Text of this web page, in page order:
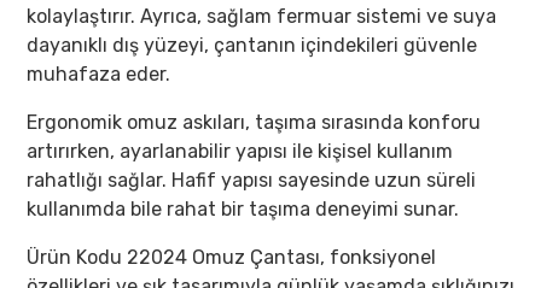
kolaylaştırır. Ayrıca, sağlam fermuar sistemi ve suya
dayanıklı dış yüzeyi, çantanın içindekileri güvenle
muhafaza eder.
Ergonomik omuz askıları, taşıma sırasında konforu
artırırken, ayarlanabilir yapısı ile kişisel kullanım
rahatlığı sağlar. Hafif yapısı sayesinde uzun süreli
kullanımda bile rahat bir taşıma deneyimi sunar.
Ürün Kodu 22024 Omuz Çantası, fonksiyonel